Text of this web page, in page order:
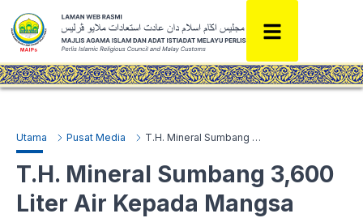
Utama Pusat Media T.H. Mineral Sumbang 3,600 Liter Air Kepada Mangsa Banjir Baling
T.H. Mineral Sumbang 3,600
Liter Air Kepada Mangsa